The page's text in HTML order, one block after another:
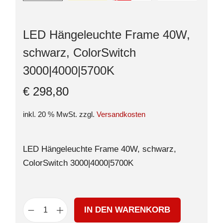
LED Hängeleuchte Frame 40W,
schwarz, ColorSwitch
3000|4000|5700K
€ 298,80
inkl. 20 % MwSt. zzgl. Versandkosten
LED Hängeleuchte Frame 40W, schwarz,
ColorSwitch 3000|4000|5700K
IN DEN WARENKORB